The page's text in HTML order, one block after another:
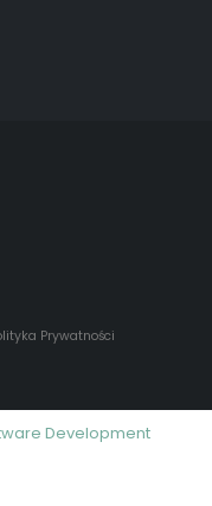
Prywatności
Development